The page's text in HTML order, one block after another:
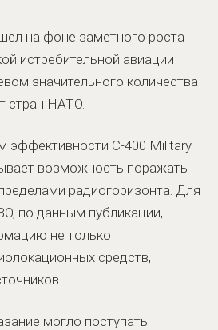
на фоне заметного роста
истребительной авиации
значительного количества
стран НАТО.
С-400 Military
возможность поражать
радиогоризонта. Для
по данным публикации,
не только
средств,
могло поступать